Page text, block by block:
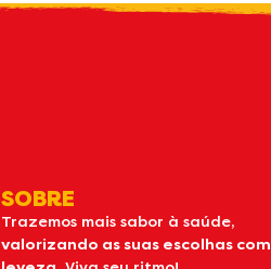
SOBRE
Trazemos mais sabor à saúde,
valorizando as suas escolhas com